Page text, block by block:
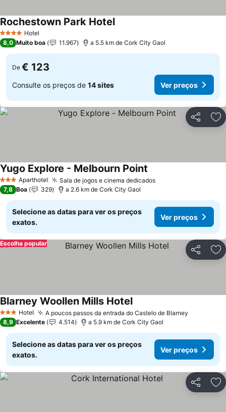
4 EstrelasHotel
Rochestown Park Hotel
8,0 Muito boa 11.967 a 5.5 km de Cork City Gaol
De € 123
Consulte os preços de 14 sites Ver preços
Partilhar
3 EstrelasAparthotel Sala de jogos e cinema dedicados
Yugo Explore - Melbourn Point
7,8 Boa 329 a 2.6 km de Cork City Gaol
Selecione as datas para ver os preços
exatos.
Ver preços
Partilhar
Escolha popular
3 EstrelasHotel A poucos passos da entrada do Castelo de Blarney
Blarney Woollen Mills Hotel
8,9 Excelente 4.514 a 5.9 km de Cork City Gaol
Selecione as datas para ver os preços
exatos.
Ver preços
Partilhar